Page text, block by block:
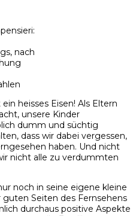
nach
heisses Eisen! Als Eltern
unsere Kinder
dumm und süchtig
dass wir dabei vergessen,
haben. Und nicht
nicht alle zu verdummten
noch in seine eigene kleine
Seiten des Fernsehens
durchaus positive Aspekte